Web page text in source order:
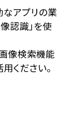
なアプリの業
認識」を使
像検索機能
ください。